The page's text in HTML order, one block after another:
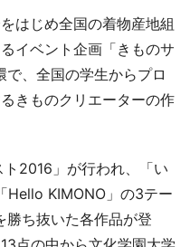
はじめ全国の着物産地組
イベント企画「きものサ
、全国の学生からプロ
きものクリエーターの作
2016」が行われ、「い
Hello KIMONO」の3テー
勝ち抜いた各作品が登